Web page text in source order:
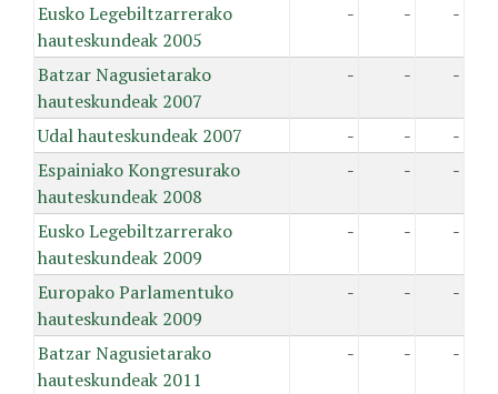
Eusko Legebiltzarrerako
hauteskundeak 2005
- - -
Batzar Nagusietarako
hauteskundeak 2007
- - -
Udal hauteskundeak 2007 - -
-
Espainiako Kongresurako
hauteskundeak 2008
- - -
Eusko Legebiltzarrerako
hauteskundeak 2009
- - -
Europako Parlamentuko
hauteskundeak 2009
- - -
Batzar Nagusietarako
hauteskundeak 2011
- - -